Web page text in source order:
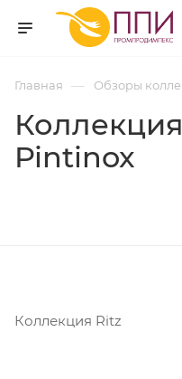
Главная — Обзоры
Pintinox
Коллекция Ritz